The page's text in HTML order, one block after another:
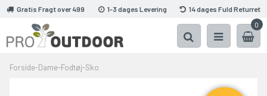
Gratis Fragt over 499 1-3 dages Levering
14 dages Fuld Returret
0
Forside-Dame-Fodtøj-Sko